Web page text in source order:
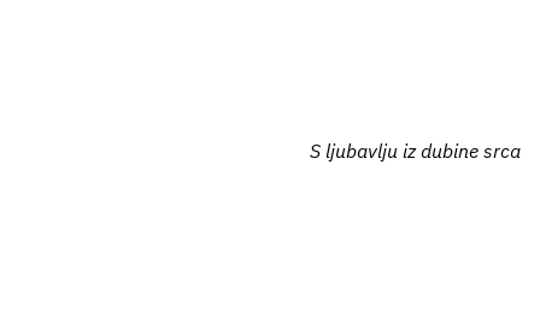
S ljubavlju iz dubine srca